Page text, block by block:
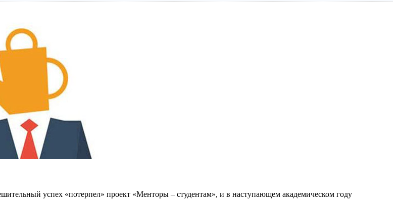
успех «потерпел» проект «Менторы – студентам», и в наступающем академическом году